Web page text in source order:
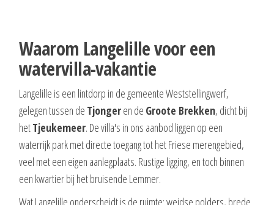
Waarom Langelille voor een
watervilla-vakantie
Langelille is een lintdorp in de gemeente Weststellingwerf,
gelegen tussen de Tjongeren de Groote Brekken, dicht bij
hetTjeukemeer. De villa's in ons aanbod liggen op een
waterrijk park met directe toegang tot het Friese merengebied,
veel met een eigen aanlegplaats. Rustige ligging, en toch binnen
een kwartier bij het bruisende Lemmer.
Wat Langelille onderscheidt is de ruimte: weidse polders, brede